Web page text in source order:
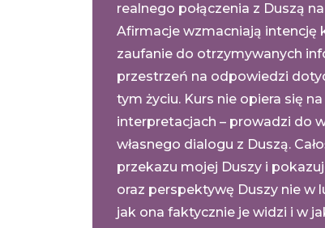
realnego połączenia z Duszą
Afirmacje wzmacniają intencję
zaufanie do otrzymywanych
przestrzeń na odpowiedzi
tym życiu. Kurs nie opiera się
interpretacjach – prowadzi do
własnego dialogu z Duszą.
przekazu mojej Duszy i
oraz perspektywę Duszy nie w
jak ona faktycznie je widzi i w